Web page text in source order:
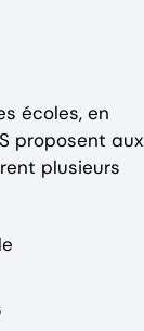
écoles, en
proposent aux
plusieurs